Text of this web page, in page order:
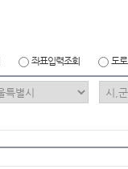
좌표입력조회 도